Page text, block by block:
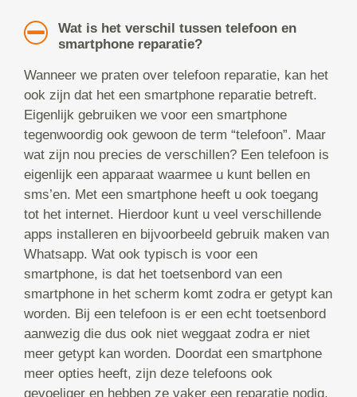
Wat is het verschil tussen telefoon en
smartphone reparatie?
Wanneer we praten over telefoon reparatie, kan het
ook zijn dat het een smartphone reparatie betreft.
Eigenlijk gebruiken we voor een smartphone
tegenwoordig ook gewoon de term “telefoon”. Maar
wat zijn nou precies de verschillen? Een telefoon is
eigenlijk een apparaat waarmee u kunt bellen en
sms’en. Met een smartphone heeft u ook toegang
tot het internet. Hierdoor kunt u veel verschillende
apps installeren en bijvoorbeeld gebruik maken van
Whatsapp. Wat ook typisch is voor een
smartphone, is dat het toetsenbord van een
smartphone in het scherm komt zodra er getypt kan
worden. Bij een telefoon is er een echt toetsenbord
aanwezig die dus ook niet weggaat zodra er niet
meer getypt kan worden. Doordat een smartphone
meer opties heeft, zijn deze telefoons ook
gevoeliger en hebben ze vaker een reparatie nodig.